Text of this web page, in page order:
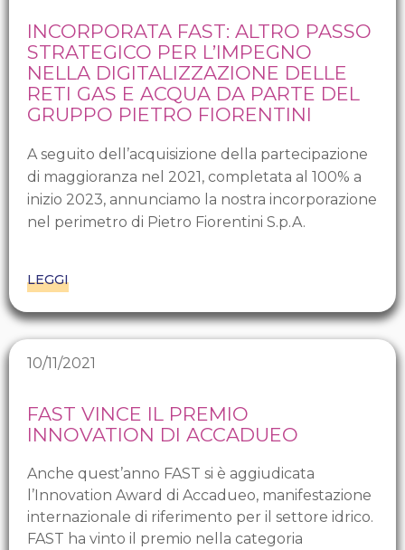
INCORPORATA FAST: ALTRO PASSO
STRATEGICO PER L’IMPEGNO
NELLA DIGITALIZZAZIONE DELLE
RETI GAS E ACQUA DA PARTE DEL
GRUPPO PIETRO FIORENTINI
A seguito dell’acquisizione della partecipazione
di maggioranza nel 2021, completata al 100% a
inizio 2023, annunciamo la nostra incorporazione
nel perimetro di Pietro Fiorentini S.p.A.
LEGGI
10/11/2021
FAST VINCE IL PREMIO
INNOVATION DI ACCADUEO
Anche quest’anno FAST si è aggiudicata
l’Innovation Award di Accadueo, manifestazione
internazionale di riferimento per il settore idrico.
FAST ha vinto il premio nella categoria